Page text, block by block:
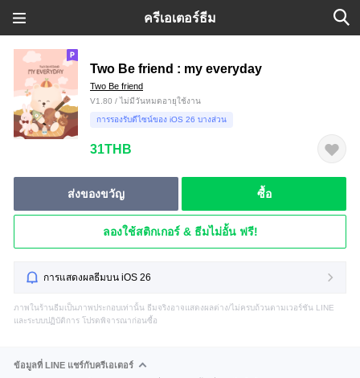
ครีเอเตอร์ธีม
Two Be friend : my everyday
Two Be friend
V1.80 / ไม่มีวันหมดอายุใช้งาน
การรองรับดีไซน์ของ iOS 26 บางส่วน
31THB
ส่งของขวัญ ซื้อ
ลองใช้สติกเกอร์ & ธีมไม่อั้น ฟรี!
การแสดงผลธีมบน iOS 26
ภาพในร้านธีมเป็นภาพประกอบเท่านั้น ธีมจริงอาจแสดงผลต่าง/ไม่ครบถ้วนตามเวอร์ชัน LINE
และระบบปฏิบัติการ โปรดพิจารณาก่อนซื้อ
ข้อมูลที่ LINE แชร์กับครีเอเตอร์